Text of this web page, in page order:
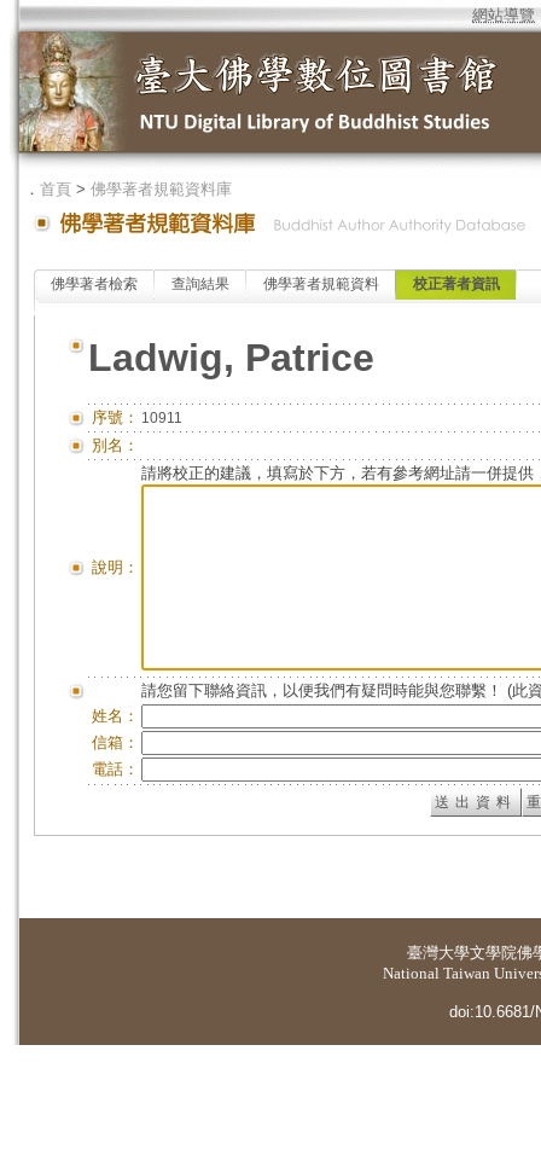
網站導覽
． 首頁 > 佛學著者規範資料庫
佛學著者檢索 查詢結果 佛學著者規範資料 校正著者資訊
Ladwig, Patrice
序號： 10911
別名：
說明：
請將校正的建議，填寫於下方，若有參考網址請一併提供
請您留下聯絡資訊，以便我們有疑問時能與您聯繫！ (此
姓名：
信箱：
電話：
臺灣大學文學院佛
National Taiwan
doi:10.6681/